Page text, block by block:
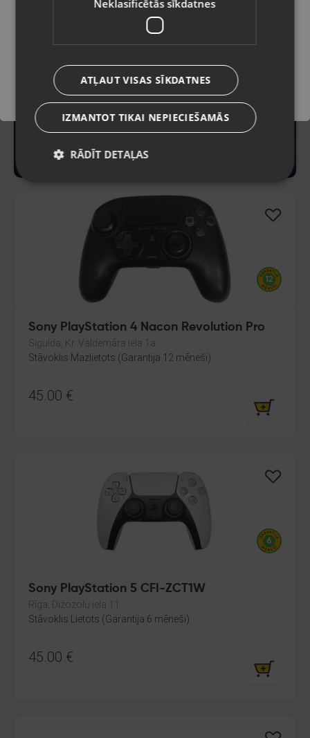
Sony PlayStation 4 Nacon Revolution Pro
Sigulda, Kr. Valdemāra iela 1a
Stāvoklis Mazlietots (Garantija 12 mēneši)
45.00 €
Sony PlayStation 5 CFI-ZCT1W
Rīga, Dižozolu iela 11
Stāvoklis Lietots (Garantija 6 mēneši)
45.00 €
Saglabāt
Neklasificētās sīkdatnes
ATĻAUT VISAS SĪKDATNES
IZMANTOT TIKAI NEPIECIEŠAMĀS
RĀDĪT DETAĻAS